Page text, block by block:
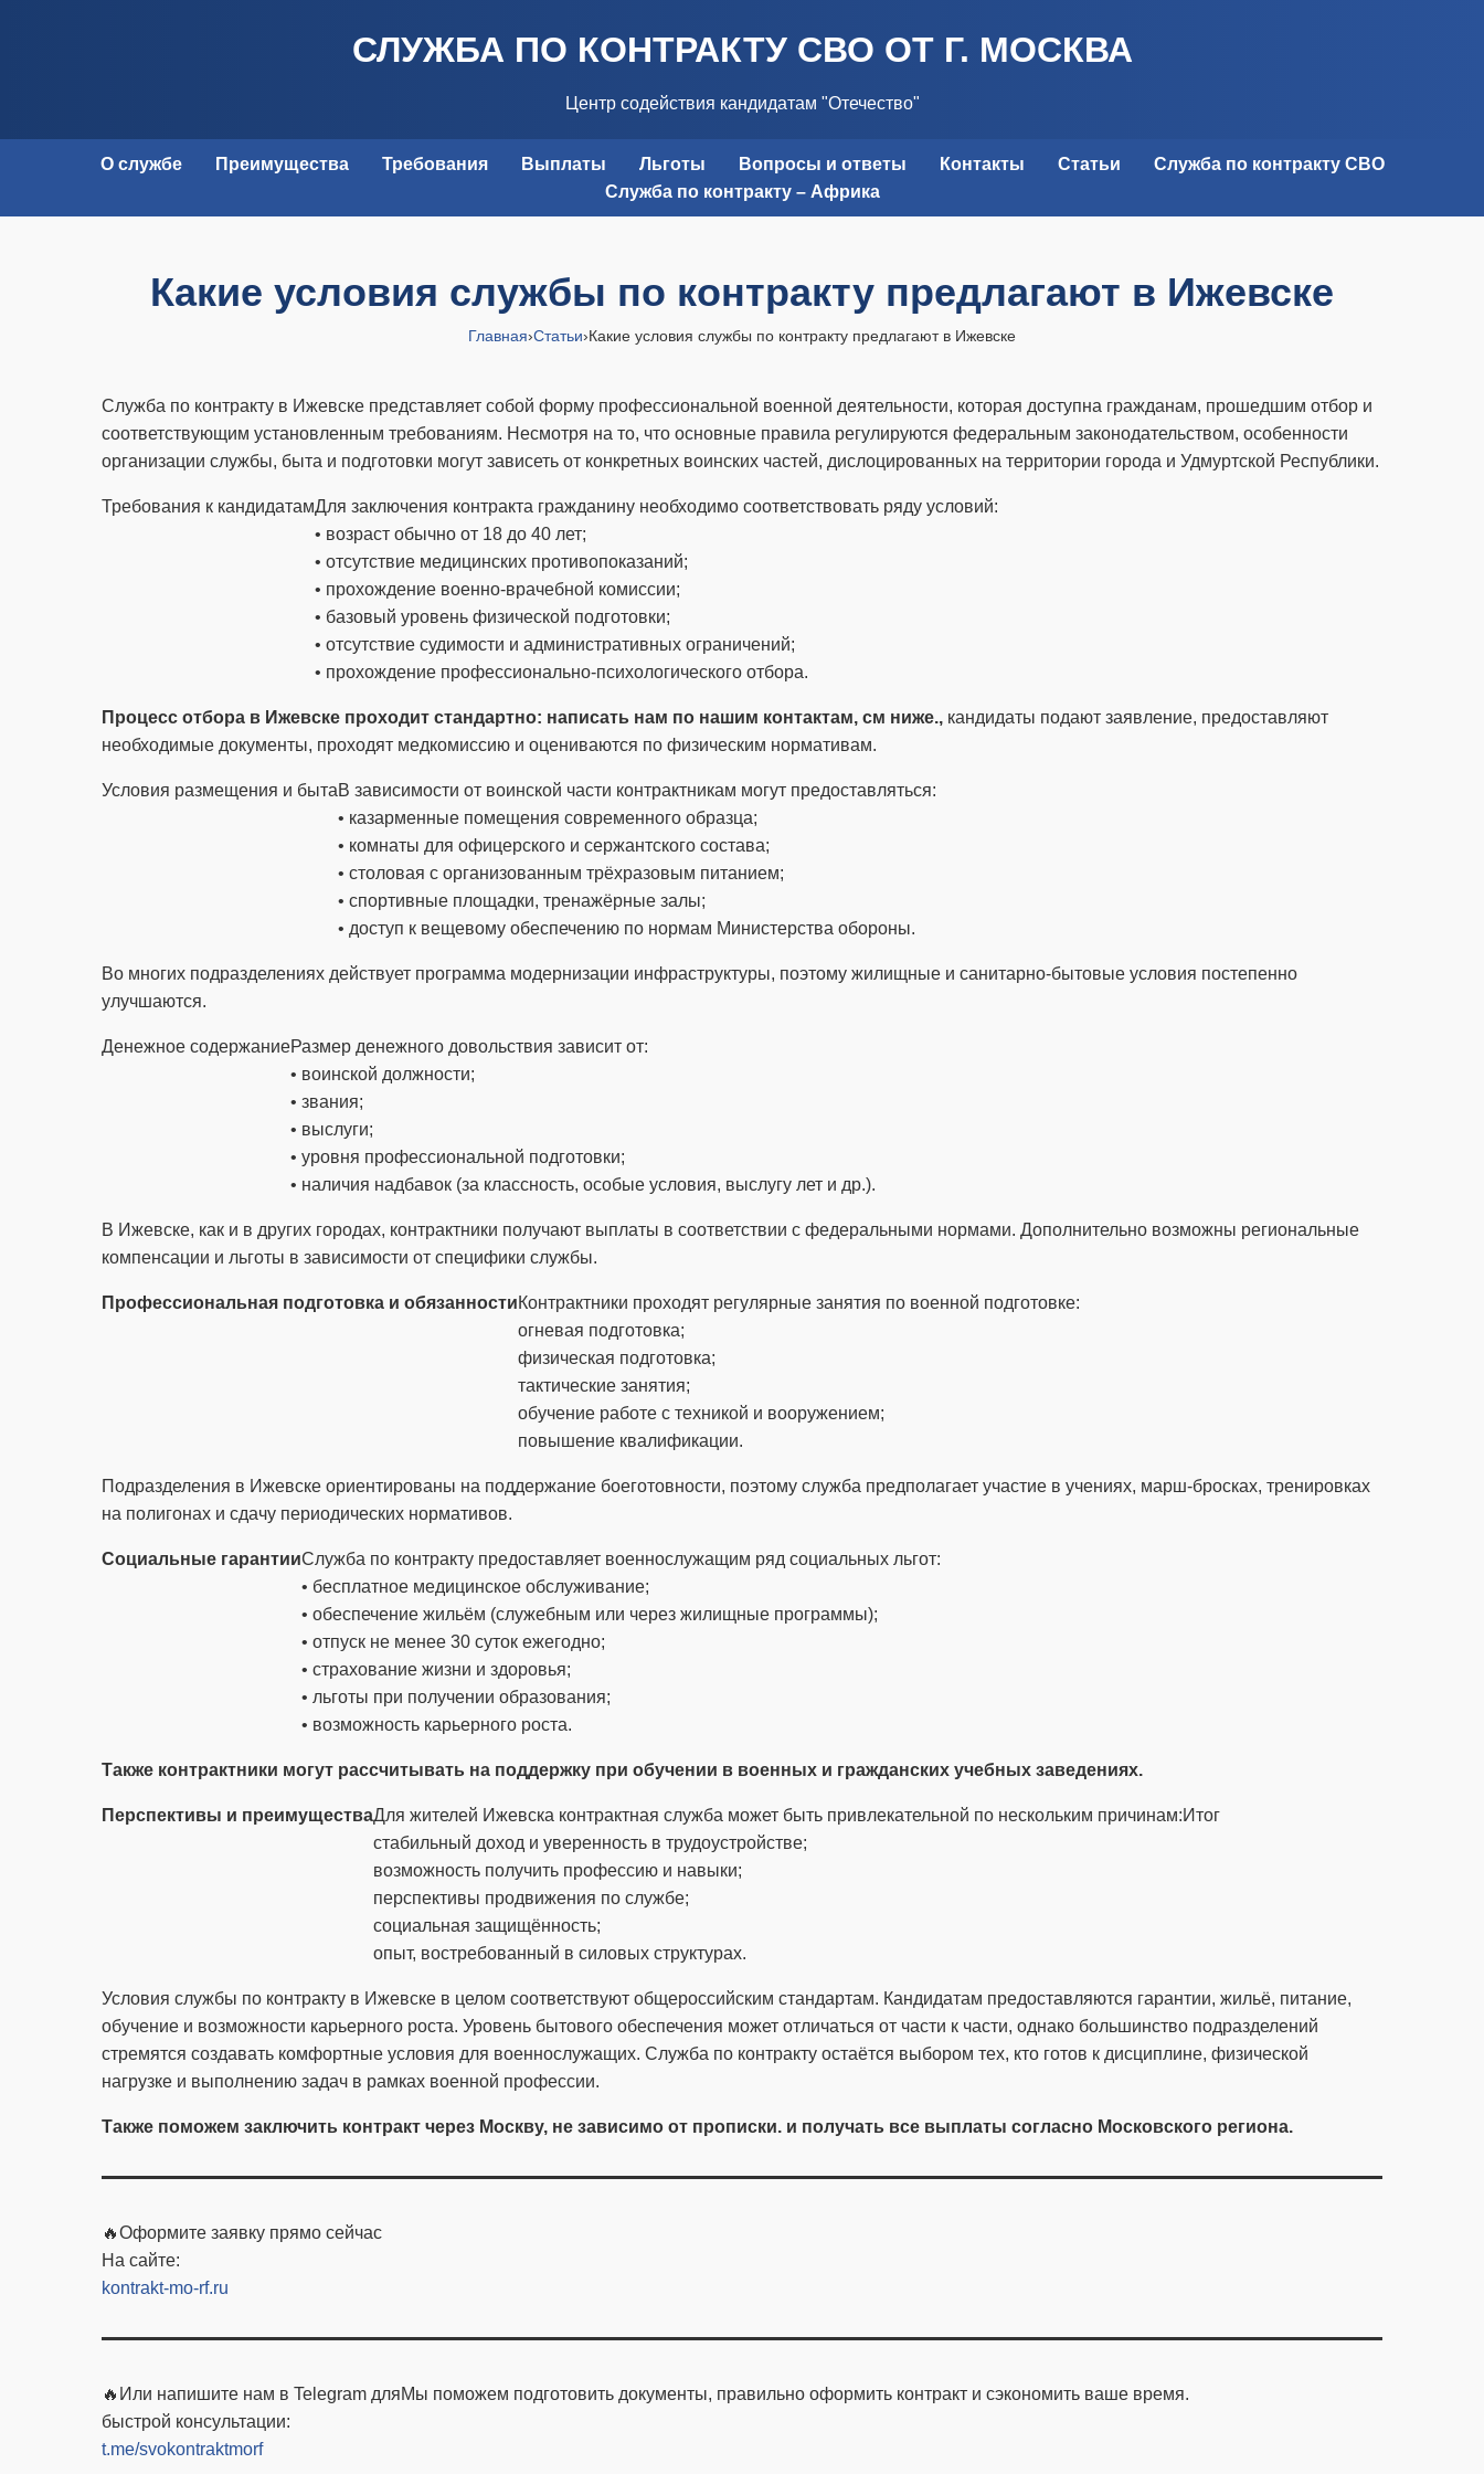
СЛУЖБА ПО КОНТРАКТУ СВО ОТ Г. МОСКВА
Центр содействия кандидатам "Отечество"
О службе Преимущества Требования Выплаты Льготы Вопросы и ответы Контакты Статьи
Служба по контракту СВО
Служба по контракту – Африка
Какие условия службы по контракту предлагают в Ижевске
Главная›Статьи›Какие условия службы по контракту предлагают в Ижевске
Служба по контракту в Ижевске представляет собой форму профессиональной военной деятельности, которая доступна гражданам, прошедшим отбор и
соответствующим установленным требованиям. Несмотря на то, что основные правила регулируются федеральным законодательством, особенности
организации службы, быта и подготовки могут зависеть от конкретных воинских частей, дислоцированных на территории города и Удмуртской Республики.
Требования к кандидатамДля заключения контракта гражданину необходимо соответствовать ряду условий:
• возраст обычно от 18 до 40 лет;
• отсутствие медицинских противопоказаний;
• прохождение военно-врачебной комиссии;
• базовый уровень физической подготовки;
• отсутствие судимости и административных ограничений;
• прохождение профессионально-психологического отбора.
Процесс отбора в Ижевске проходит стандартно: написать нам по нашим контактам, см ниже., кандидаты подают заявление, предоставляют
необходимые документы, проходят медкомиссию и оцениваются по физическим нормативам.
Условия размещения и бытаВ зависимости от воинской части контрактникам могут предоставляться:
• казарменные помещения современного образца;
• комнаты для офицерского и сержантского состава;
• столовая с организованным трёхразовым питанием;
• спортивные площадки, тренажёрные залы;
• доступ к вещевому обеспечению по нормам Министерства обороны.
Во многих подразделениях действует программа модернизации инфраструктуры, поэтому жилищные и санитарно-бытовые условия постепенно
улучшаются.
Денежное содержаниеРазмер денежного довольствия зависит от:
• воинской должности;
• звания;
• выслуги;
• уровня профессиональной подготовки;
• наличия надбавок (за классность, особые условия, выслугу лет и др.).
В Ижевске, как и в других городах, контрактники получают выплаты в соответствии с федеральными нормами. Дополнительно возможны региональные
компенсации и льготы в зависимости от специфики службы.
Профессиональная подготовка и обязанностиКонтрактники проходят регулярные занятия по военной подготовке:
огневая подготовка;
физическая подготовка;
тактические занятия;
обучение работе с техникой и вооружением;
повышение квалификации.
Подразделения в Ижевске ориентированы на поддержание боеготовности, поэтому служба предполагает участие в учениях, марш-бросках, тренировках
на полигонах и сдачу периодических нормативов.
Социальные гарантииСлужба по контракту предоставляет военнослужащим ряд социальных льгот:
• бесплатное медицинское обслуживание;
• обеспечение жильём (служебным или через жилищные программы);
• отпуск не менее 30 суток ежегодно;
• страхование жизни и здоровья;
• льготы при получении образования;
• возможность карьерного роста.
Также контрактники могут рассчитывать на поддержку при обучении в военных и гражданских учебных заведениях.
Перспективы и преимуществаДля жителей Ижевска контрактная служба может быть привлекательной по нескольким причинам:
стабильный доход и уверенность в трудоустройстве;
возможность получить профессию и навыки;
перспективы продвижения по службе;
социальная защищённость;
опыт, востребованный в силовых структурах.
Итог
Условия службы по контракту в Ижевске в целом соответствуют общероссийским стандартам. Кандидатам предоставляются гарантии, жильё, питание,
обучение и возможности карьерного роста. Уровень бытового обеспечения может отличаться от части к части, однако большинство подразделений
стремятся создавать комфортные условия для военнослужащих. Служба по контракту остаётся выбором тех, кто готов к дисциплине, физической
нагрузке и выполнению задач в рамках военной профессии.
Также поможем заключить контракт через Москву, не зависимо от прописки. и получать все выплаты согласно Московского региона.
🔥Оформите заявку прямо сейчас
На сайте:
kontrakt-mo-rf.ru
🔥Или напишите нам в Telegram для
быстрой консультации:
t.me/svokontraktmorf
Мы поможем подготовить документы, правильно оформить контракт и сэкономить ваше время.